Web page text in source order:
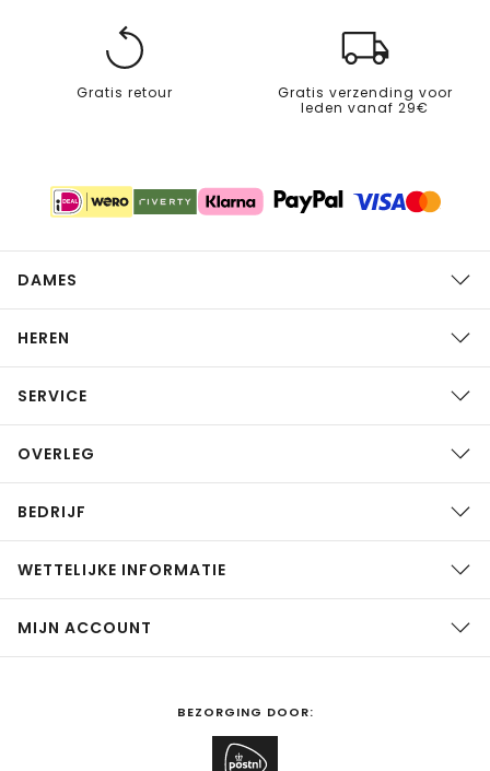
Gratis retour
Gratis verzending voor
leden vanaf 29€
DAMES
HEREN
SERVICE
OVERLEG
BEDRIJF
WETTELIJKE INFORMATIE
MIJN ACCOUNT
BEZORGING DOOR: